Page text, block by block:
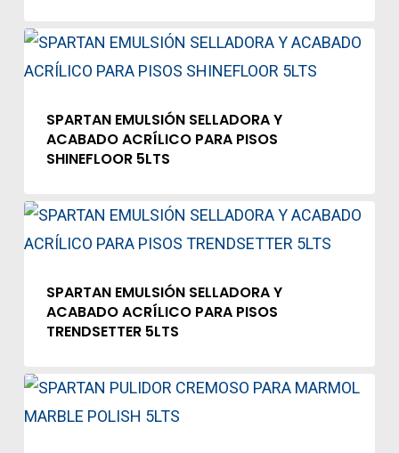
SPARTAN EMULSIÓN SELLADORA Y
ACABADO ACRÍLICO PARA PISOS
SHINEFLOOR 5LTS
SPARTAN EMULSIÓN SELLADORA Y
ACABADO ACRÍLICO PARA PISOS
TRENDSETTER 5LTS